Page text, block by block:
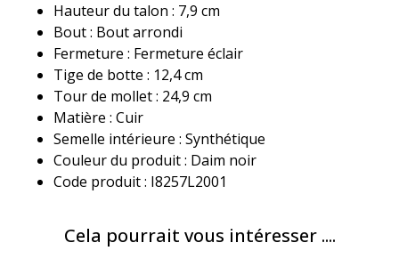
Hauteur du talon : 7,9 cm
Bout : Bout arrondi
Fermeture : Fermeture éclair
Tige de botte : 12,4 cm
Tour de mollet : 24,9 cm
Matière : Cuir
Semelle intérieure : Synthétique
Couleur du produit : Daim noir
Code produit : I8257L2001
Cela pourrait vous intéresser ....